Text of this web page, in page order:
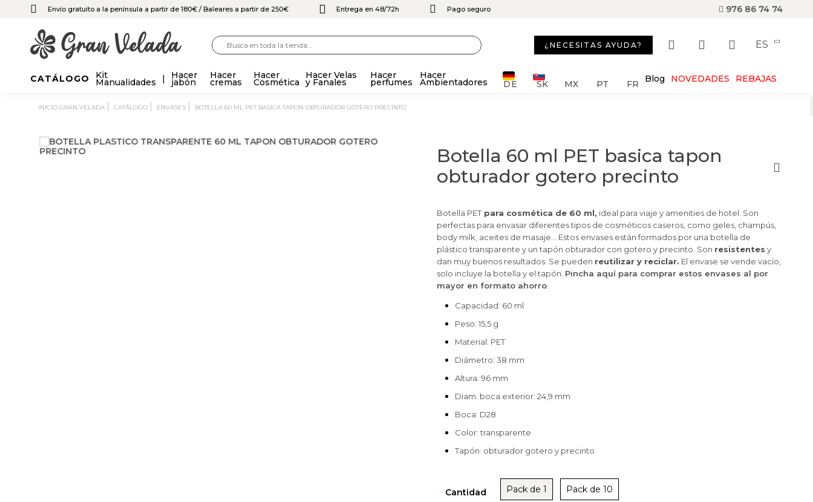
Envío gratuito a la península a partir de 180€ / Baleares a partir de 250€ Entrega en 48/72h Pago seguro 976 86 74 74
¿NECESITAS AYUDA? ES
CATÁLOGO Kit
Manualidades
Hacer
jabón
Hacer
cremas
Hacer
Cosmética
Hacer Velas
y Fanales
Hacer
perfumes
Hacer
Ambientadores DE SK MX PT FR Blog NOVEDADES REBAJAS
INICIO GRAN VELADA CATÁLOGO ENVASES BOTELLA 60 ML PET BASICA TAPON OBTURADOR GOTERO PRECINTO
Botella 60 ml PET basica tapon
obturador gotero precinto
Botella PET para cosmética de 60 ml, ideal para viaje y amenities de hotel. Son
perfectas para envasar diferentes tipos de cosméticos caseros, como geles, champús,
body milk, aceites de masaje… Estos envases están formados por una botella de
plástico transparente y un tapón obturador con gotero y precinto. Son resistentes y
dan muy buenos resultados. Se pueden reutilizar y reciclar. El envase se vende vacío,
solo incluye la botella y el tapón. Pincha aquí para comprar estos envases al por
mayor en formato ahorro
Capacidad: 60 ml
Peso: 15,5 g
Material: PET
Diámetro: 38 mm
Altura: 96 mm
Diam. boca exterior: 24,9 mm
Boca: D28
Color: transparente
Tapón: obturador gotero y precinto
Cantidad Pack de 1 Pack de 10